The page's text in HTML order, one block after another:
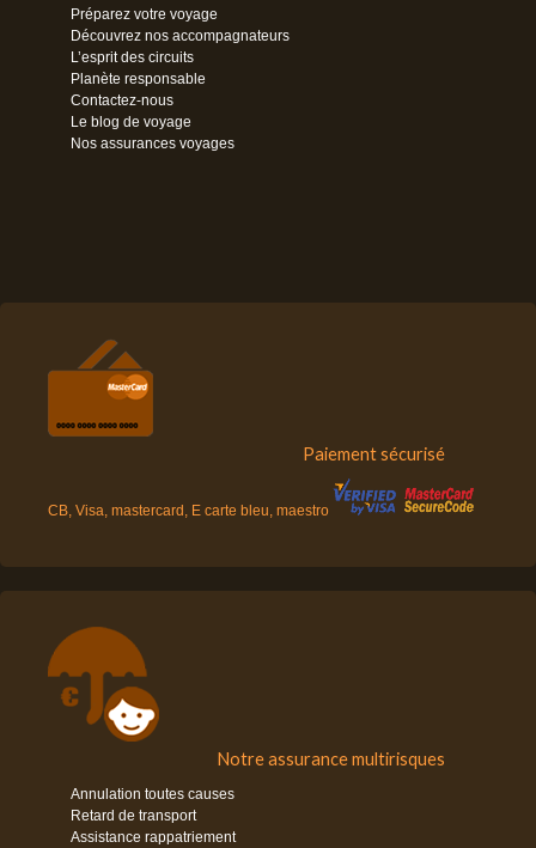
Préparez votre voyage
Découvrez nos accompagnateurs
L’esprit des circuits
Planète responsable
Contactez-nous
Le blog de voyage
Nos assurances voyages
Paiement sécurisé
CB, Visa, mastercard, E carte bleu, maestro
Notre assurance multirisques
Annulation toutes causes
Retard de transport
Assistance rappatriement